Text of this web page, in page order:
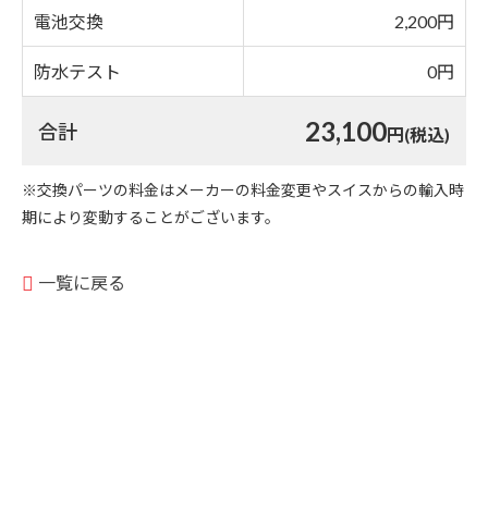
電池交換 2,200円
防水テスト 0円
合計 23,100円(税込)
※交換パーツの料金はメーカーの料金変更やスイスからの輸入時
期により変動することがございます。
一覧に戻る